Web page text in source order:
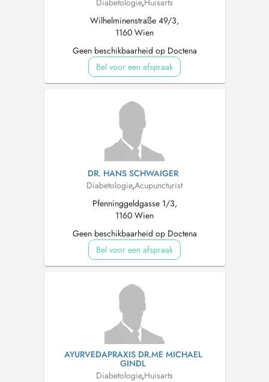
Wilhelminenstraße 49/3,
1160 Wien
Geen beschikbaarheid op Doctena
Bel voor een afspraak
DR. HANS SCHWAIGER
Diabetologie,Acupuncturist
Pfenninggeldgasse 1/3,
1160 Wien
Geen beschikbaarheid op Doctena
Bel voor een afspraak
AYURVEDAPRAXIS DR.ME MICHAEL
GINDL
Diabetologie,Huisarts